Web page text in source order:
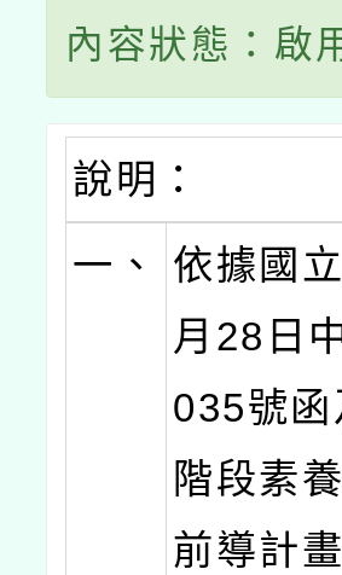
內容狀態：啟
說明：
一、
依據國
月28日
035號
階段素
前導計